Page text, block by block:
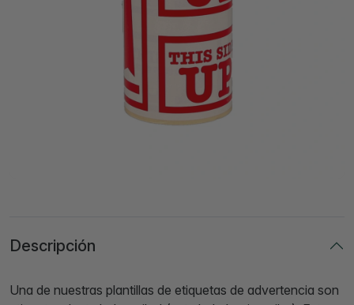
Descripción
Una de nuestras plantillas de etiquetas de advertencia son